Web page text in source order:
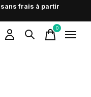
sans frais à partir
0items